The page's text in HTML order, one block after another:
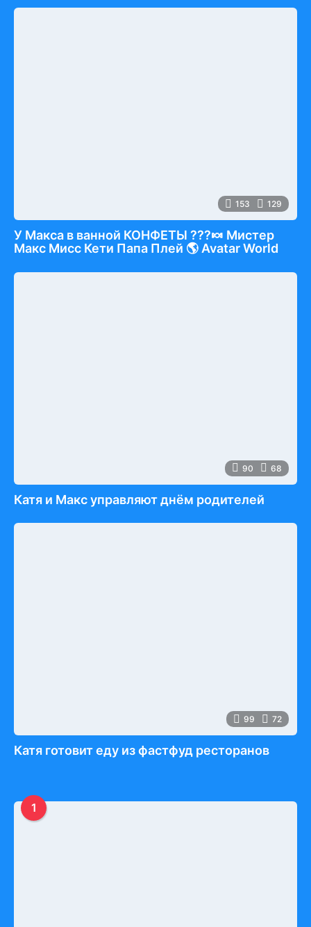
153 129
У Макса в ванной КОНФЕТЫ ???🍬 Мистер
Макс Мисс Кети Папа Плей 🌎 Avatar World
90 68
Катя и Макс управляют днём родителей
99 72
Катя готовит еду из фастфуд ресторанов
1